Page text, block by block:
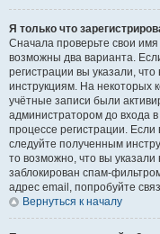
Я только что
Сначала проверьте свои
возможны два варианта.
регистрации вы указали,
инструкциям. На некоторых
учётные записи были
администратором до входа
процессе регистрации.
следуйте полученным
то возможно, что вы
заблокирован спам-
адрес email, попробуйте
Вернуться к началу